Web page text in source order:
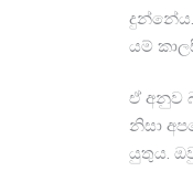
යම්
ඒ අනුව
නිසා
යුතුය.